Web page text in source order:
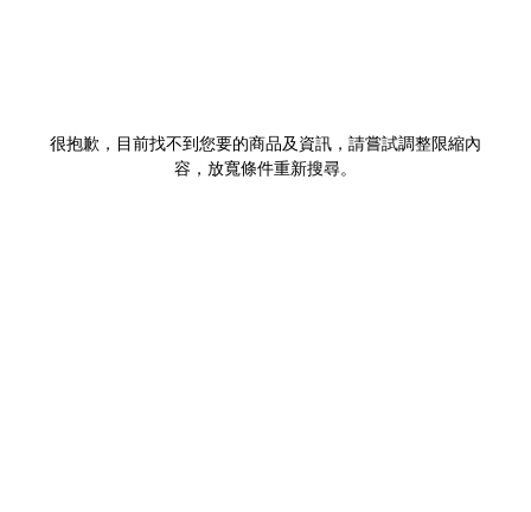
很抱歉，目前找不到您要的商品及資訊，請嘗試調整限縮內
容，放寬條件重新搜尋。